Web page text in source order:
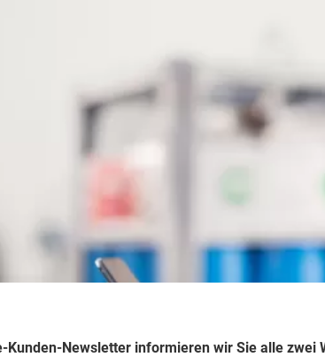
Kunden-Newsletter informieren wir Sie alle zwei